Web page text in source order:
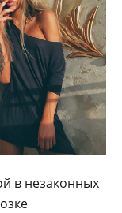
в незаконных